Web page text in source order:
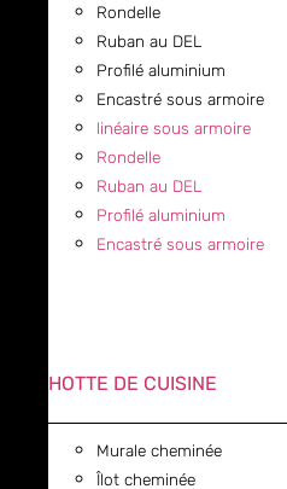
Rondelle
Ruban au DEL
Profilé aluminium
Encastré sous armoire
linéaire sous armoire
Rondelle
Ruban au DEL
Profilé aluminium
Encastré sous armoire
HOTTE DE CUISINE
Murale cheminée
Îlot cheminée